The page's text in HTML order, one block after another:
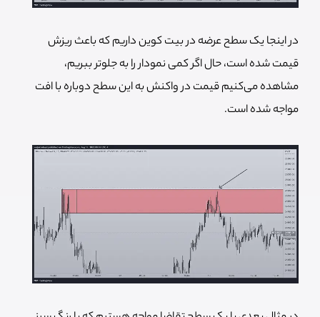
در اینجا یک سطح عرضه در بیت کوین داریم که باعث ریزش
قیمت شده است، حال اگر کمی نمودار را به جلوتر ببریم،
مشاهده می‌کنیم قیمت در واکنش به این سطح دوباره با افت
مواجه شده است.